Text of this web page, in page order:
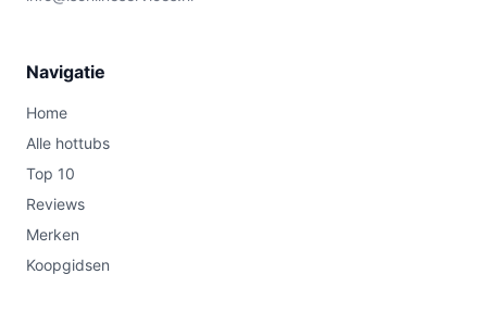
Navigatie
Home
Alle hottubs
Top 10
Reviews
Merken
Koopgidsen